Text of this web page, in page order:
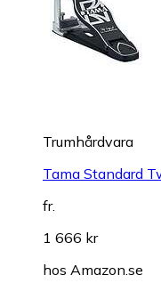
Trumhårdvara
Tama Standard
fr.
1 666 kr
hos Amazon.se